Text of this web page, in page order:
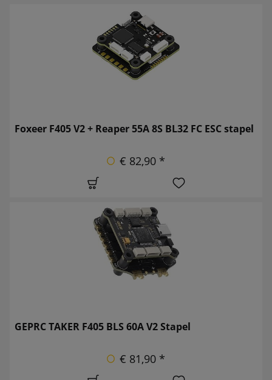
Foxeer F405 V2 + Reaper 55A 8S BL32 FC ESC stapel
€ 82,90 *
GEPRC TAKER F405 BLS 60A V2 Stapel
€ 81,90 *